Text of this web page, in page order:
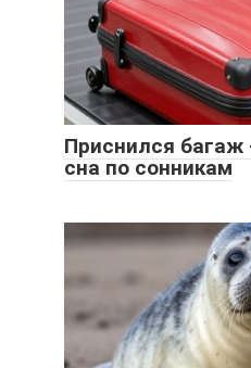
Приснился багаж
сна по сонникам